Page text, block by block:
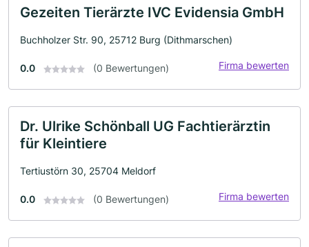
Gezeiten Tierärzte IVC Evidensia GmbH
Buchholzer Str. 90, 25712 Burg (Dithmarschen)
0.0 (0 Bewertungen) Firma bewerten
Dr. Ulrike Schönball UG Fachtierärztin
für Kleintiere
Tertiustörn 30, 25704 Meldorf
0.0 (0 Bewertungen) Firma bewerten